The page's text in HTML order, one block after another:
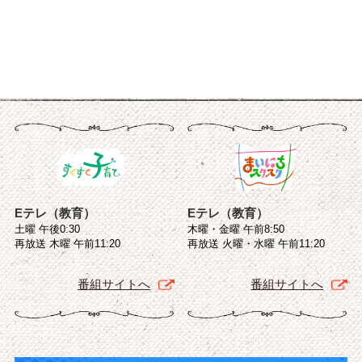
Eテレ（教育）
土曜 午後0:30
再放送 木曜 午前11:20
番組サイトへ
Eテレ（教育）
木曜・金曜 午前8:50
再放送 火曜・水曜 午前11:20
番組サイトへ